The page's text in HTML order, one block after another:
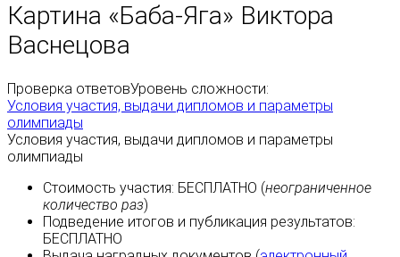
Картина «Баба-Яга» Виктора
Васнецова
Проверка ответовУровень сложности:
Условия участия, выдачи дипломов и параметры
олимпиады
Условия участия, выдачи дипломов и параметры
олимпиады
Стоимость участия: БЕСПЛАТНО (неограниченное
количество раз)
Подведение итогов и публикация результатов:
БЕСПЛАТНО